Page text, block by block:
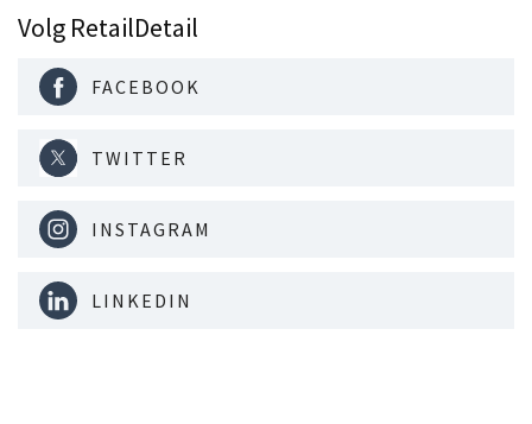
Volg RetailDetail
FACEBOOK
TWITTER
INSTAGRAM
LINKEDIN